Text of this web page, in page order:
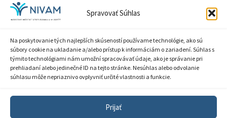
Spravovať Súhlas
Na poskytovanie tých najlepších skúseností používame technológie, ako sú
súbory cookie na ukladanie a/alebo prístup k informáciám o zariadení. Súhlas s
týmito technológiami nám umožní spracovávať údaje, ako je správanie pri
prehliadaní alebo jedinečné ID na tejto stránke. Nesúhlas alebo odvolanie
súhlasu môže nepriaznivo ovplyvniť určité vlastnosti a funkcie.
Prijať
DIČ: 2020798714
Zásady ochrany súkromia
Sprístupnenie informácií